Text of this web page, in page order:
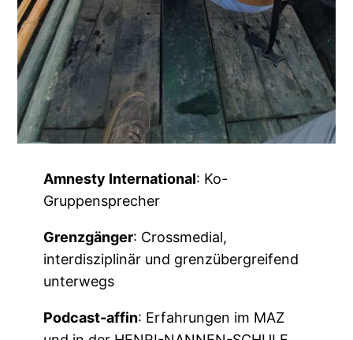
Amnesty International: Ko-
Gruppensprecher
Grenzgänger: Crossmedial,
interdisziplinär und grenzübergreifend
unterwegs
Podcast-affin: Erfahrungen im MAZ